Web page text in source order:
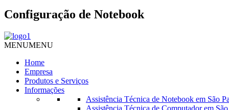
Configuração de Notebook
MENUMENU
Home
Empresa
Produtos e Serviços
Informações
Assistência Técnica de Notebook em São
Assistência Técnica de Computador em